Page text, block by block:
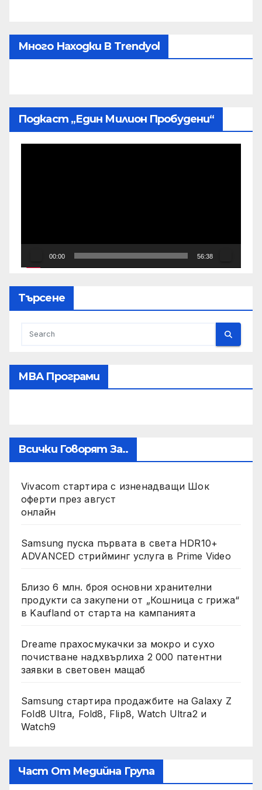
Много Находки В Trendyol
Подкаст „Един Милион Пробудени“
00:00 56:38
Търсене
МВА Програми
Всички Говорят За..
Vivacom стартира с изненадващи Шок
оферти през август
онлайн
Samsung пуска първата в света HDR10+
ADVANCED стрийминг услуга в Prime Video
Близо 6 млн. броя основни хранителни
продукти са закупени от „Кошница с грижа“
в Kaufland от старта на кампанията
Dreame прахосмукачки за мокро и сухо
почистване надхвърлиха 2 000 патентни
заявки в световен мащаб
Samsung стартира продажбите на Galaxy Z
Fold8 Ultra, Fold8, Flip8, Watch Ultra2 и
Watch9
Част От Медийна Група